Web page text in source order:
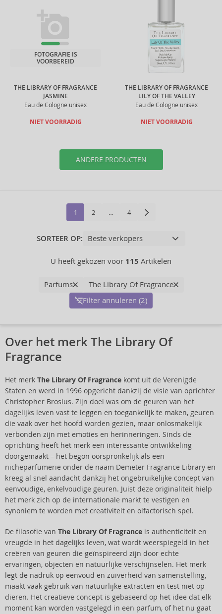
THE LIBRARY OF FRAGRANCE
JASMINE
Eau de Cologne unisex
FOTOGRAFIE IS
VOORBEREID
NIET VOORRADIG
THE LIBRARY OF FRAGRANCE
LILY OF THE VALLEY
Eau de Cologne unisex
NIET VOORRADIG
ANDERE PRODUCTEN
1 2 … 4
SORTEER OP:
U heeft gekozen voor 115 Artikelen
Parfums
The Library Of Fragrance
Filter annuleren (2)
Over het merk The Library Of
Fragrance
Het merk The Library Of Fragrance komt uit de Verenigde
Staten en werd in 1996 opgericht dankzij de visie van oprichter
Christopher Brosius. Zijn doel was om de geuren van het
dagelijks leven vast te leggen en toegankelijk te maken, geuren
die vaak over het hoofd worden gezien, maar onlosmakelijk
verbonden zijn met emoties en herinneringen. Sinds de
oprichting heeft het merk een interessante ontwikkeling
doorgemaakt – het begon oorspronkelijk als een
nicheparfumerie onder de naam Demeter Fragrance Library en
kreeg al snel aandacht dankzij het ongebruikelijke concept van
eenvoudige, enkelvoudige geuren. Juist deze originaliteit hielp
het merk zich op de internationale markt te vestigen en
synoniem te worden met creativiteit en olfactorisch spel.
De filosofie van The Library Of Fragrance is authenticiteit en
vreugde in het dagelijks leven, wat wordt weerspiegeld in het
creëren van geuren die geïnspireerd zijn door echte
ervaringen, objecten en natuurlijke verschijnselen. Het merk
legt de nadruk op eenvoud en zuiverheid van samenstelling,
maakt vaak gebruik van natuurlijke extracten en test niet op
dieren. Het creatieve concept is gebaseerd op het idee dat elk
moment kan worden vastgelegd in een parfum, of het nu gaat